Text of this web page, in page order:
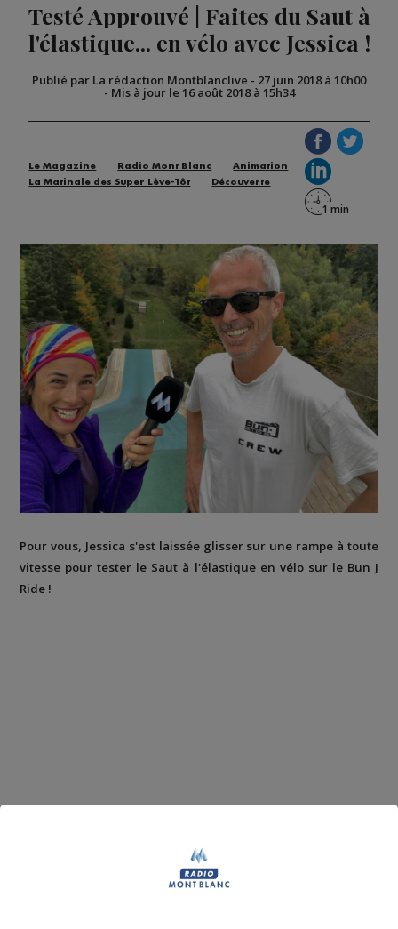
Testé Approuvé | Faites du Saut à
l'élastique... en vélo avec Jessica !
Publié par La rédaction Montblanclive - 27 juin 2018 à 10h00
- Mis à jour le 16 août 2018 à 15h34
Le Magazine Radio Mont Blanc
Animation
La Matinale des Super Lève-Tôt
Découverte
Pour vous, Jessica s'est laissée glisser sur une rampe à toute
vitesse pour tester le Saut à l'élastique en vélo sur le Bun J
Ride !